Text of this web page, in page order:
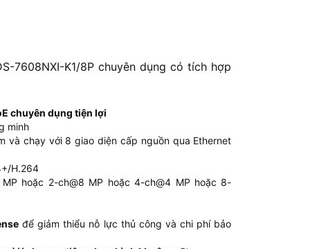
7608NXI-K1/8P chuyên dụng có tích hợp
chuyên dụng tiện lợi
minh
và chạy với 8 giao diện cấp nguồn qua Ethernet
H.264
hoặc 2-ch@8 MP hoặc 4-ch@4 MP hoặc 8-
để giảm thiểu nỗ lực thủ công và chi phí bảo